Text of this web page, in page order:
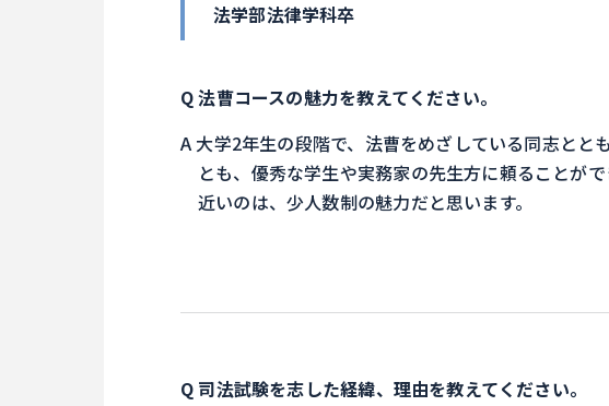
法学部法律学科卒
法曹コースの魅力を教えてください。
大学2年生の段階で、法曹をめざしている同志とと
とも、優秀な学生や実務家の先生方に頼ることが
近いのは、少人数制の魅力だと思います。
司法試験を志した経緯、理由を教えてください。